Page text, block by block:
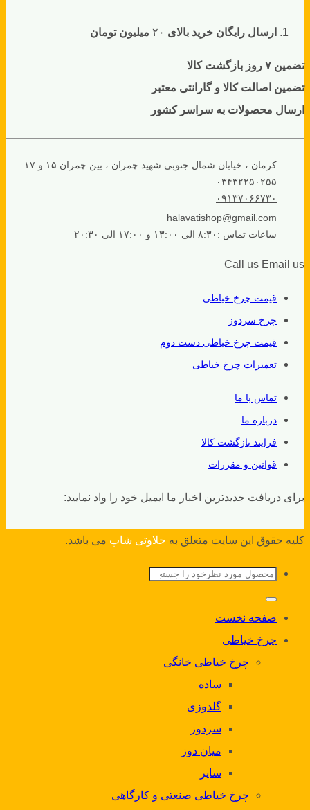
ارسال رایگان خرید بالای میلیون تومان
تضمین ۷ روز بازگشت کالا
تضمین اصالت کالا و گارانتی معتبر
ارسال محصولات به سراسر کشور
کرمان ، خیابان شمال جنوبی شهید چمران ، بین چمران ۱۵ و ۱۷
۰۳۴۳۲۲۵۰۲۵۵
۰۹۱۳۷۰۶۶۷۳۰
halavatishop@gmail.com
ساعات تماس :۸:۳۰ الی ۱۳:۰۰ و ۱۷:۰۰ الی ۲۰:۳۰
Call us Email us
قیمت چرخ خیاطی
چرخ سردوز
قیمت چرخ خیاطی دست دوم
تعمیرات چرخ خیاطی
تماس با ما
درباره ما
فرایند بازگشت کالا
قوانین و مقررات
برای دریافت جدیدترین اخبار ما ایمیل خود را واد نمایید:
کلیه حقوق این سایت متعلق به حلاوتی شاپ می باشد.
جستجو
برای:
صفحه نخست
چرخ خیاطی
چرخ خیاطی خانگی
ساده
گلدوزی
سردوز
میان دوز
سایر
چرخ خیاطی صنعتی و کارگاهی